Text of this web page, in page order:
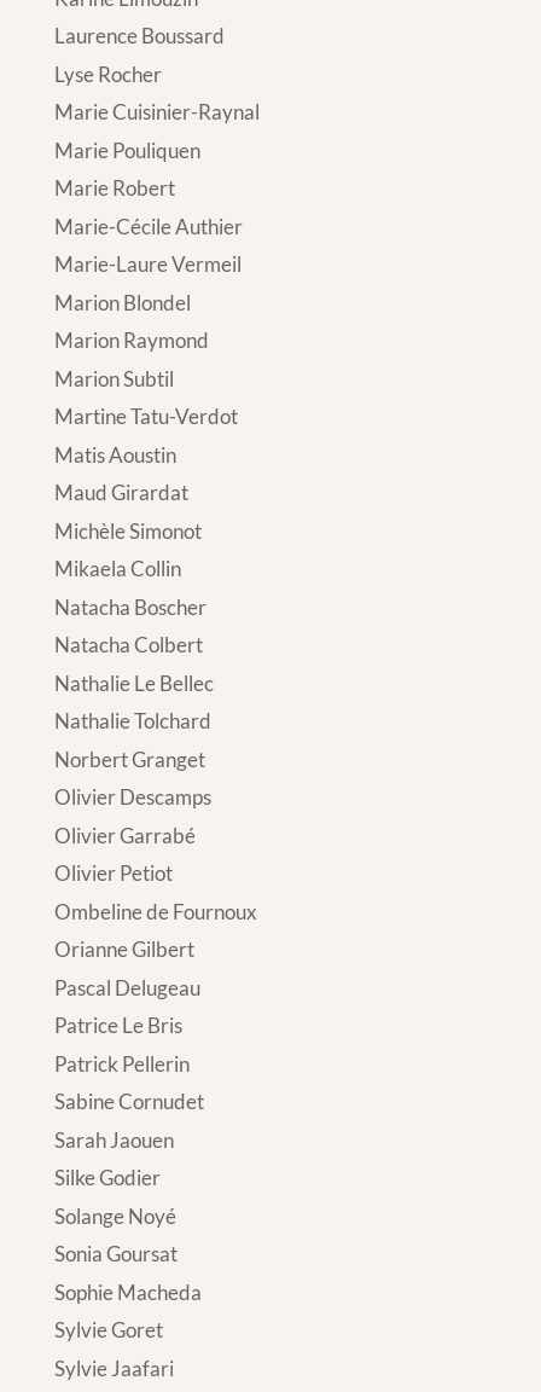
Laurence Boussard
Lyse Rocher
Marie Cuisinier-Raynal
Marie Pouliquen
Marie Robert
Marie-Cécile Authier
Marie-Laure Vermeil
Marion Blondel
Marion Raymond
Marion Subtil
Martine Tatu-Verdot
Matis Aoustin
Maud Girardat
Michèle Simonot
Mikaela Collin
Natacha Boscher
Natacha Colbert
Nathalie Le Bellec
Nathalie Tolchard
Norbert Granget
Olivier Descamps
Olivier Garrabé
Olivier Petiot
Ombeline de Fournoux
Orianne Gilbert
Pascal Delugeau
Patrice Le Bris
Patrick Pellerin
Sabine Cornudet
Sarah Jaouen
Silke Godier
Solange Noyé
Sonia Goursat
Sophie Macheda
Sylvie Goret
Sylvie Jaafari